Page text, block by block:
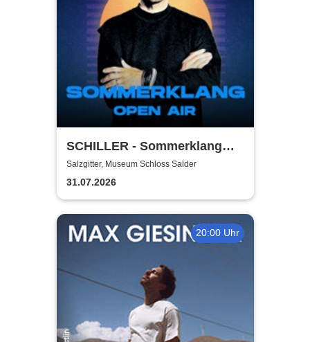
SCHILLER - Sommerklang
2026
Salzgitter, Museum Schloss Salder
31.07.2026
20:00 Uhr